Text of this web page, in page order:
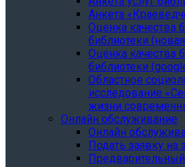
Анкета
Oценка качества
библиотеки
Oценка качества
библиотеки
Областное
исследование
жизни
Онлайн обслуживание
Онлайн
Подать заявку на
Предварительный